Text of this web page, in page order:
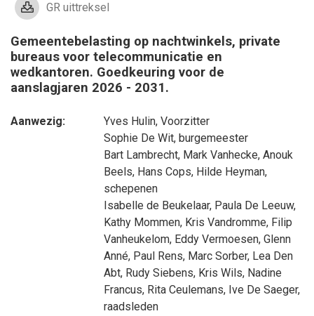
GR uittreksel
Gemeentebelasting op nachtwinkels, private
bureaus voor telecommunicatie en
wedkantoren. Goedkeuring voor de
aanslagjaren 2026 - 2031.
Aanwezig: Yves Hulin, Voorzitter
Sophie De Wit, burgemeester
Bart Lambrecht, Mark Vanhecke, Anouk
Beels, Hans Cops, Hilde Heyman,
schepenen
Isabelle de Beukelaar, Paula De Leeuw,
Kathy Mommen, Kris Vandromme, Filip
Vanheukelom, Eddy Vermoesen, Glenn
Anné, Paul Rens, Marc Sorber, Lea Den
Abt, Rudy Siebens, Kris Wils, Nadine
Francus, Rita Ceulemans, Ive De Saeger,
raadsleden